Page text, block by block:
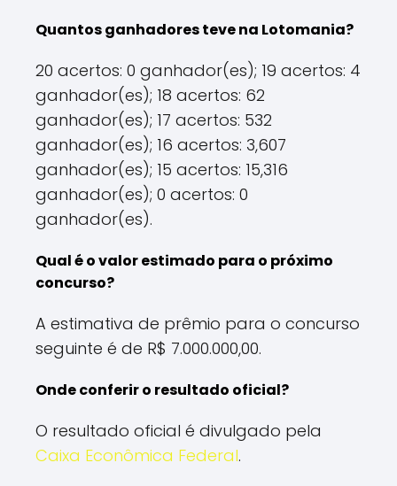
Quantos ganhadores teve na Lotomania?
20 acertos: 0 ganhador(es); 19 acertos: 4
ganhador(es); 18 acertos: 62
ganhador(es); 17 acertos: 532
ganhador(es); 16 acertos: 3,607
ganhador(es); 15 acertos: 15,316
ganhador(es); 0 acertos: 0
ganhador(es).
Qual é o valor estimado para o próximo
concurso?
A estimativa de prêmio para o concurso
seguinte é de R$ 7.000.000,00.
Onde conferir o resultado oficial?
O resultado oficial é divulgado pela
Caixa Econômica Federal.